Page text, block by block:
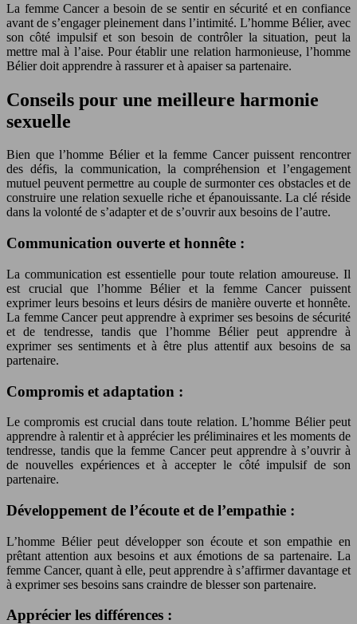
La femme Cancer a besoin de se sentir en sécurité et en confiance
avant de s’engager pleinement dans l’intimité. L’homme Bélier, avec
son côté impulsif et son besoin de contrôler la situation, peut la
mettre mal à l’aise. Pour établir une relation harmonieuse, l’homme
Bélier doit apprendre à rassurer et à apaiser sa partenaire.
Conseils pour une meilleure harmonie
sexuelle
Bien que l’homme Bélier et la femme Cancer puissent rencontrer
des défis, la communication, la compréhension et l’engagement
mutuel peuvent permettre au couple de surmonter ces obstacles et de
construire une relation sexuelle riche et épanouissante. La clé réside
dans la volonté de s’adapter et de s’ouvrir aux besoins de l’autre.
Communication ouverte et honnête :
La communication est essentielle pour toute relation amoureuse. Il
est crucial que l’homme Bélier et la femme Cancer puissent
exprimer leurs besoins et leurs désirs de manière ouverte et honnête.
La femme Cancer peut apprendre à exprimer ses besoins de sécurité
et de tendresse, tandis que l’homme Bélier peut apprendre à
exprimer ses sentiments et à être plus attentif aux besoins de sa
partenaire.
Compromis et adaptation :
Le compromis est crucial dans toute relation. L’homme Bélier peut
apprendre à ralentir et à apprécier les préliminaires et les moments de
tendresse, tandis que la femme Cancer peut apprendre à s’ouvrir à
de nouvelles expériences et à accepter le côté impulsif de son
partenaire.
Développement de l’écoute et de l’empathie :
L’homme Bélier peut développer son écoute et son empathie en
prêtant attention aux besoins et aux émotions de sa partenaire. La
femme Cancer, quant à elle, peut apprendre à s’affirmer davantage et
à exprimer ses besoins sans craindre de blesser son partenaire.
Apprécier les différences :